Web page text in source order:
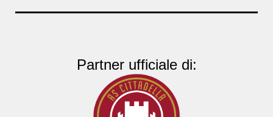
Partner ufficiale di: